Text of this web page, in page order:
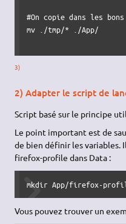
#On copie dans les
mv ./tmp/* ./App/
3)
2) Adapter le script de
Script basé sur le principe
Le point important est de
de bien définir les variables.
firefox-profile dans Data :
mkdir App/firefox-
Vous pouvez trouver un